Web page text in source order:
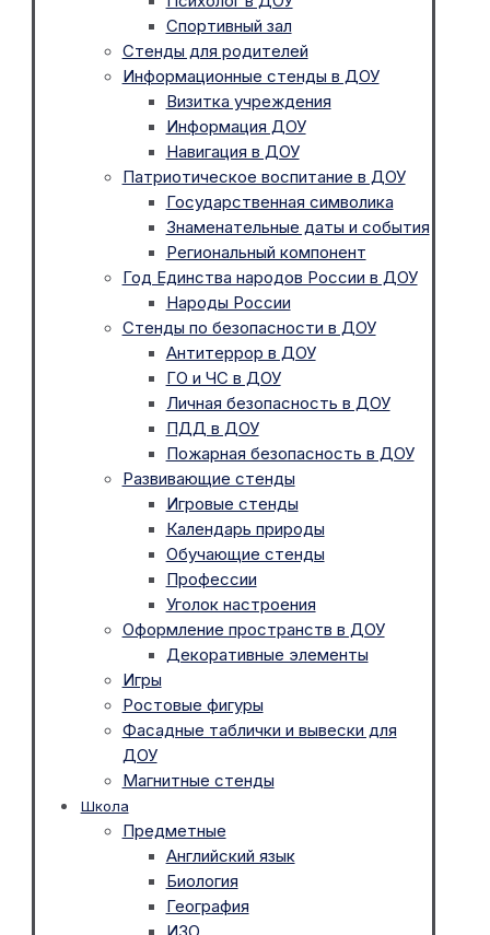
Спортивный зал
Стенды для родителей
Информационные стенды в ДОУ
Визитка учреждения
Информация ДОУ
Навигация в ДОУ
Патриотическое воспитание в ДОУ
Государственная символика
Знаменательные даты и события
Региональный компонент
Год Единства народов России в ДОУ
Народы России
Стенды по безопасности в ДОУ
Антитеррор в ДОУ
ГО и ЧС в ДОУ
Личная безопасность в ДОУ
ПДД в ДОУ
Пожарная безопасность в ДОУ
Развивающие стенды
Игровые стенды
Календарь природы
Обучающие стенды
Профессии
Уголок настроения
Оформление пространств в ДОУ
Декоративные элементы
Игры
Ростовые фигуры
Фасадные таблички и вывески для
ДОУ
Магнитные стенды
Школа
Предметные
Английский язык
Биология
География